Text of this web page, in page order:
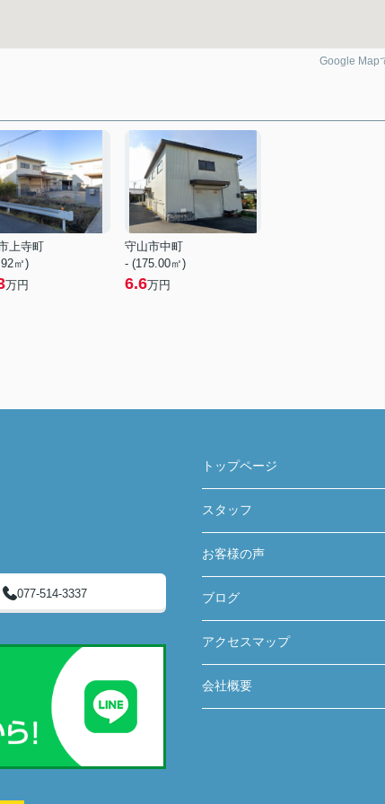
Google Map
上寺町
㎡)
万円
守山市中町
- (175.00㎡)
6.6万円
077-514-3337
トップページ
スタッフ
お客様の声
ブログ
アクセスマップ
会社概要